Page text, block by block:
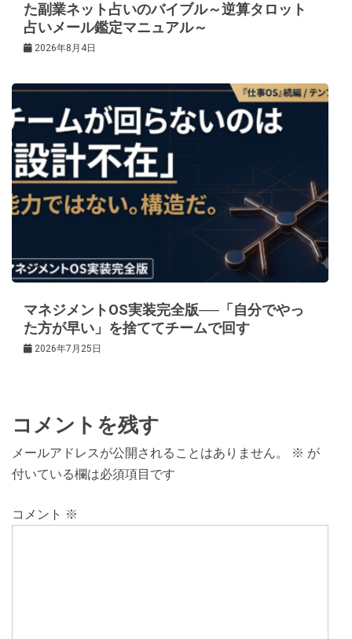
た副業ネット占いのバイブル～逆算タロット
占いメール鑑定マニュアル～
2026年8月4日
マネジメントOS実装完全版──「自分でやっ
た方が早い」を捨ててチームで回す
2026年7月25日
コメントを残す
メールアドレスが公開されることはありません。 ※ が
付いている欄は必須項目です
コメント ※